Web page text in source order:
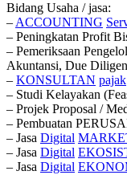
Bidang Usaha / jasa:
– ACCOUNTING
– Peningkatan Profit
– Pemeriksaan
Akuntansi, Due
– KONSULTAN pajak
– Studi Kelayakan
– Projek Proposal /
– Pembuatan
– Jasa Digital
– Jasa Digital
– Jasa Digital